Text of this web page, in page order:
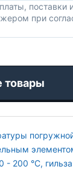
поставки
при
товары